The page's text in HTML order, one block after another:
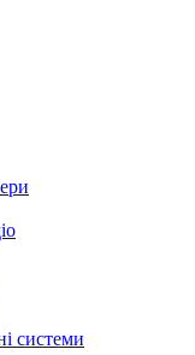
системи